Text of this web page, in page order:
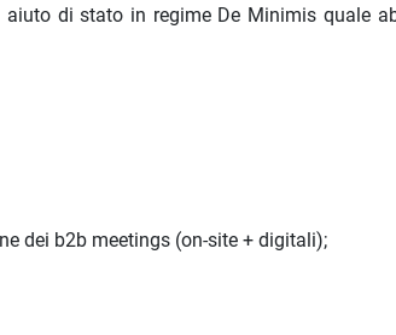
di stato in regime De Minimis quale
dei b2b meetings (on-site + digitali);